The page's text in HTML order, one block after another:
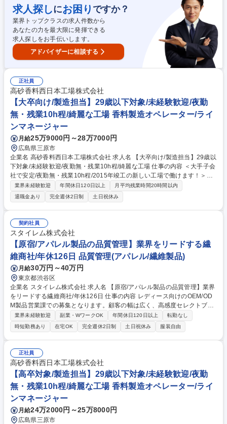
（デリバリー管理）・バルク進捗管理（発注から出荷管理まで）・海外工
場での進捗管理、指導【配属先】20課は社内の中でも比較的新しい部署
で、キャリア入社の社員9名が所属しております。 募集職種 【東京/生産
管理(20課/海外)】アパレル業界/創業160年/安定した職場環境
求人探しにお困り ですか？
業界トップクラスの求人件数から
あなたの力を最大限に発揮できる
求人探しをお手伝いします。
アドバイザーに相談する
正社員
高砂香料西日本工場株式会社
【大卒向け/製造担当】29歳以下対象/未経験歓迎/夜勤
無・残業10h程/綺麗な工場 香料製造オペレーター/ライ
ンマネージャー
月給25万9000円～28万7000円
広島県三原市
企業名 高砂香料西日本工場株式会社 求人名 【大卒向け/製造担当】29歳以
下対象/未経験歓迎/夜勤無・残業10h程/綺麗な工場 仕事の内容 ＜大手子会
社で安定/夜勤無・残業10h程/2015年竣工の新しい工場で働けます！＞国
内最大手香料メーカー高砂香料工業の100％子会社である弊社にて、スー
パーやコンビニで見かける飲料やお菓子などに使用される 香料の製造を担
当します。文系・理系問わず未経験の方も活躍しています。原料の計量・
調合を通じて、多くの人が口にする商品の味づくりを支える仕事です。※
原料として卵や小麦などのアレルギー物質を扱います。 【具体的業務】 ■
まずは指示書・レシピに基づいて、複数の原料を計量・攪拌する工程をご
担当いただきます。 ■入社後に「危険物乙四種」を取得していただきます
が初回の事前講習・受験料は会社負担です。 募集職種 【大卒向け/製造担
当】29歳以下対象/未経験歓迎/夜勤無・残業10h程/綺麗な工場
業界未経験歓迎 年間休日120日以上
月平均残業時間20時間以内
退職金あり
完全週休2日制 土日祝休み
契約社員
スタイレム株式会社
【原宿/アパレル製品の品質管理】業界をリードする繊
維商社/年休126日 品質管理(アパレル/繊維製品)
月給30万円～40万円
東京都渋谷区
企業名 スタイレム株式会社 求人名 【原宿/アパレル製品の品質管理】業界
をリードする繊維商社/年休126日 仕事の内容 レディース向けのOEM/OD
M製品営業課での募集となります。顧客の幅は広く、高感度セレクトブラ
ンドからヤング向けブランドまで取引を行っております。 ■アパレル製品
の品質管理■アパレル製品の縫製指導■サンプル依頼■仕入れ先や顧客との
商談※年に数回中国の縫製工場への出張の可能性がございます。営業＋デ
ザイナー＋生産管理のチーム体制で業務を遂行していただきます。一人ひ
とりが責任をもって業務に携わっていただき、共有することでチーム力の
ある部署となります。（内訳：営業・デザイナー・生産管理・パタンナ
ー） 募集職種 【原宿/アパレル製品の品質管理】業界をリードする繊維商
社/年休126日
業界未経験歓迎 副業・WワークOK 年間休日120日以上
転勤なし
時短勤務あり
在宅OK 完全週休2日制 土日祝休み 服装自由
正社員
高砂香料西日本工場株式会社
【高卒対象/製造担当】29歳以下対象/未経験歓迎/夜勤
無・残業10h程/綺麗な工場 香料製造オペレーター/ライ
ンマネージャー
月給24万2000円～25万8000円
広島県三原市